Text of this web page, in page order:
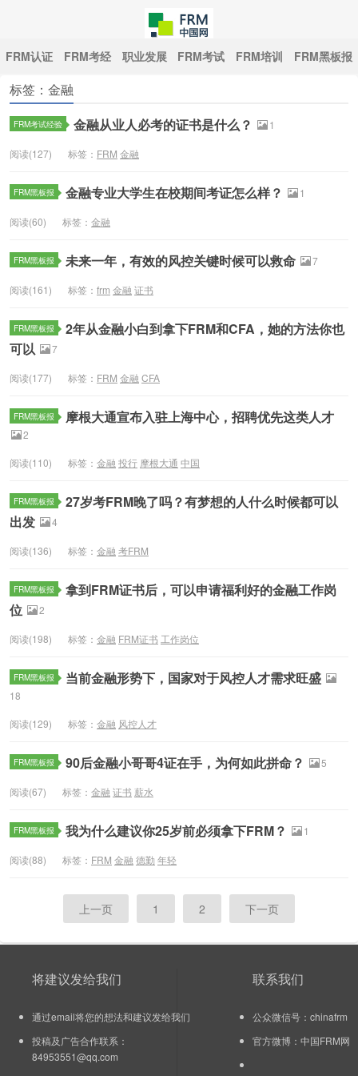
中国FRM网
FRM认证 FRM考经 职业发展 FRM考试 FRM培训 FRM黑板报
标签：金融
FRM考试经验 金融从业人必考的证书是什么？ 1
阅读(127) 标签： FRM 金融
FRM黑板报 金融专业大学生在校期间考证怎么样？ 1
阅读(60) 标签： 金融
FRM黑板报 未来一年，有效的风控关键时候可以救命 7
阅读(161) 标签： frm 金融 证书
FRM黑板报
2年从金融小白到拿下FRM和CFA，她的方法你也
可以
7
阅读(177) 标签： FRM 金融 CFA
FRM黑板报 摩根大通宣布入驻上海中心，招聘优先这类人才
2
阅读(110) 标签： 金融 投行 摩根大通 中国
FRM黑板报
27岁考FRM晚了吗？有梦想的人什么时候都可以
出发
4
阅读(136) 标签： 金融 考FRM
FRM黑板报
拿到FRM证书后，可以申请福利好的金融工作岗
位
2
阅读(198) 标签： 金融 FRM证书 工作岗位
FRM黑板报 当前金融形势下，国家对于风控人才需求旺盛
18
阅读(129) 标签： 金融 风控人才
FRM黑板报 90后金融小哥哥4证在手，为何如此拼命？ 5
阅读(67) 标签： 金融 证书 薪水
FRM黑板报 我为什么建议你25岁前必须拿下FRM？ 1
阅读(88) 标签： FRM 金融 德勤 年轻
上一页 1 2 下一页
将建议发给我们
通过email将您的想法和建议发给我们
投稿及广告合作联系：
84953551@qq.com
联系我们
公众微信号：chinafrm
官方微博： 中国FRM网